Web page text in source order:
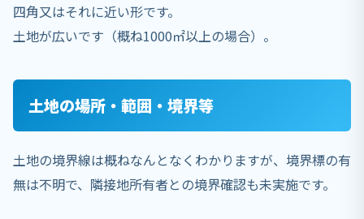
四角又はそれに近い形です。
土地が広いです（概ね1000㎡以上の場合）。
土地の場所・範囲・境界等
土地の境界線は概ねなんとなくわかりますが、境界標の有
無は不明で、隣接地所有者との境界確認も未実施です。